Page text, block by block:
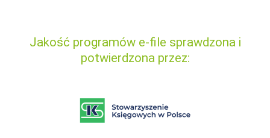
Jakość programów e-file sprawdzona i
potwierdzona przez: